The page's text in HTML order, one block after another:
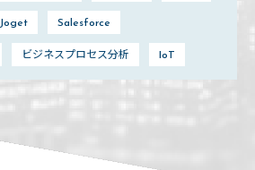
Joget Salesforce
ビジネスプロセス分析 IoT